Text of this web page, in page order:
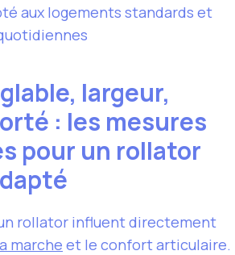
aux logements standards et
largeur,
: les mesures
pour un rollator
rollator influent directement
marche et le confort articulaire.